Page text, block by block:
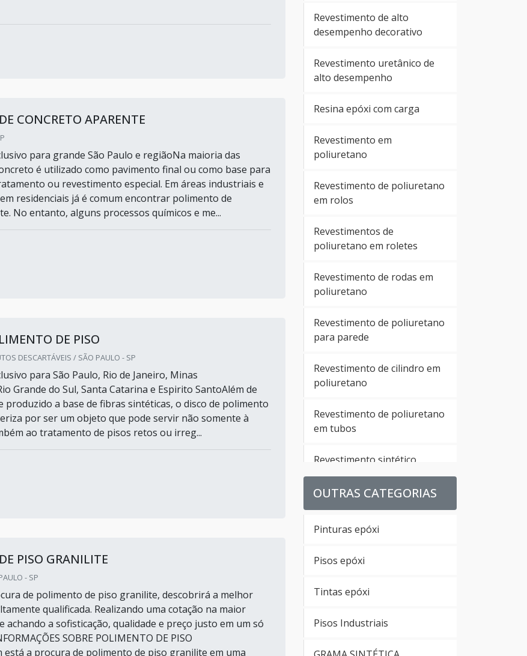
CONCRETO APARENTE
para grande São Paulo e regiãoNa maioria das
é utilizado como pavimento final ou como base para
ou revestimento especial. Em áreas industriais e
residenciais já é comum encontrar polimento de
No entanto, alguns processos químicos e me...
DE PISO
DESCARTÁVEIS / SÃO PAULO - SP
para São Paulo, Rio de Janeiro, Minas
Grande do Sul, Santa Catarina e Espirito SantoAlém de
produzido a base de fibras sintéticas, o disco de polimento
por ser um objeto que pode servir não somente à
ao tratamento de pisos retos ou irreg...
PISO GRANILITE
- SP
de polimento de piso granilite, descobrirá a melhor
qualificada. Realizando uma cotação na maior
achando a sofisticação, qualidade e preço justo em um só
SOBRE POLIMENTO DE PISO
está a procura de polimento de piso granilite em uma
Revestimento de alto
desempenho decorativo
Revestimento uretânico de
alto desempenho
Resina epóxi com carga
Revestimento em
poliuretano
Revestimento de poliuretano
em rolos
Revestimentos de
poliuretano em roletes
Revestimento de rodas em
poliuretano
Revestimento de poliuretano
para parede
Revestimento de cilindro em
poliuretano
Revestimento de poliuretano
em tubos
Revestimento sintético
poliuretano
poliuretano para pisos
Revestimento uretano
Empresa de revestimento
OUTRAS CATEGORIAS
Pinturas epóxi
Pisos epóxi
Tintas epóxi
Pisos Industriais